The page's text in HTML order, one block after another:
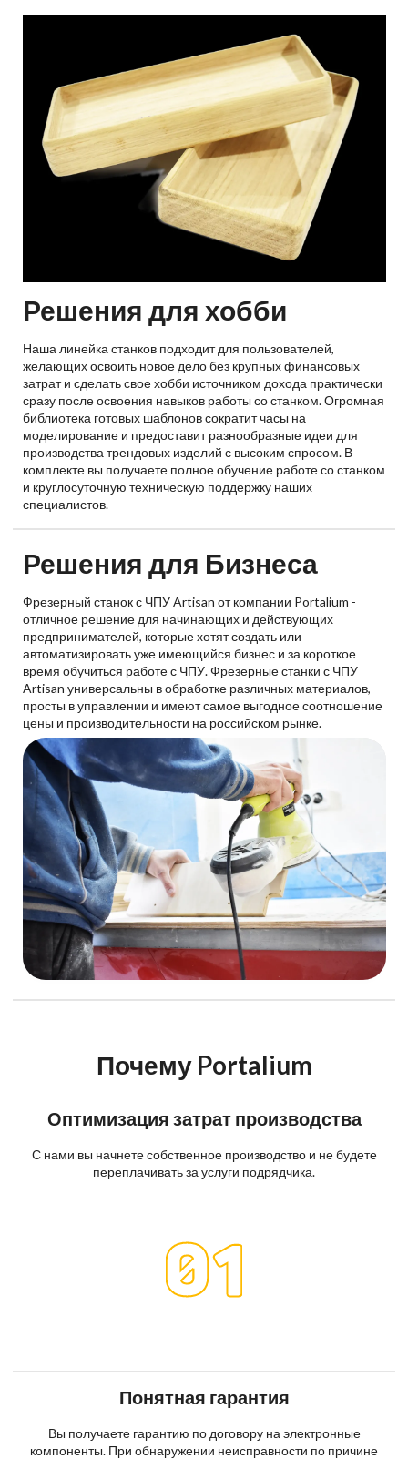
Решения для хобби
Наша линейка станков подходит для пользователей,
желающих освоить новое дело без крупных финансовых
затрат и сделать свое хобби источником дохода практически
сразу после освоения навыков работы со станком. Огромная
библиотека готовых шаблонов сократит часы на
моделирование и предоставит разнообразные идеи для
производства трендовых изделий с высоким спросом. В
комплекте вы получаете полное обучение работе со станком
и круглосуточную техническую поддержку наших
специалистов.
Решения для Бизнеса
Фрезерный станок с ЧПУ Artisan от компании Portalium -
отличное решение для начинающих и действующих
предпринимателей, которые хотят создать или
автоматизировать уже имеющийся бизнес и за короткое
время обучиться работе с ЧПУ. Фрезерные станки с ЧПУ
Artisan универсальны в обработке различных материалов,
просты в управлении и имеют самое выгодное соотношение
цены и производительности на российском рынке.
Почему Portalium
Оптимизация затрат производства
С нами вы начнете собственное производство и не будете
переплачивать за услуги подрядчика.
Понятная гарантия
Вы получаете гарантию по договору на электронные
компоненты. При обнаружении неисправности по причине